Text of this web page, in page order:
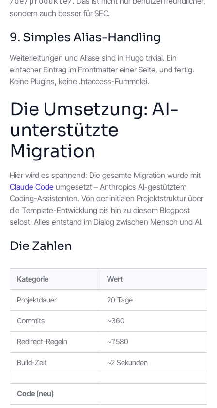
sondern auch besser für SEO.
9. Simples Alias-Handling
Weiterleitungen und Aliase sind in Hugo trivial. Ein
einfacher Eintrag im Frontmatter einer Seite, und fertig.
Keine Plugins, keine .htaccess-Fummelei.
Die Umsetzung: AI-
unterstützte
Migration
Hier wird es spannend: Die gesamte Migration wurde mit
Claude Code umgesetzt – Anthropics AI-gestütztem
Coding-Assistenten. Von der initialen Projektstruktur über
die Template-Entwicklung bis hin zu diesem Blogpost
selbst: Alles entstand im Dialog zwischen Mensch und AI.
Die Zahlen
Kategorie Wert
Projektdauer 20 Tage
Commits ~360
Redirect-Regeln ~1'580
Build-Zeit ~2 Sekunden
Code (neu)